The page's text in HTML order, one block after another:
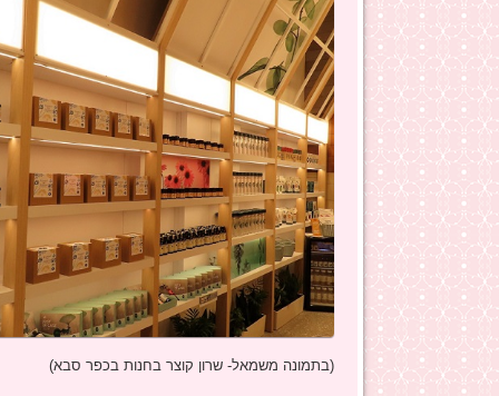
(בתמונה משמאל- שרון קוצר בחנות בכפר סבא)